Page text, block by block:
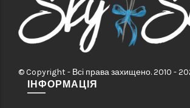
© Copyright - Всі права захищено. 2010 -
ІНФОРМАЦІЯ